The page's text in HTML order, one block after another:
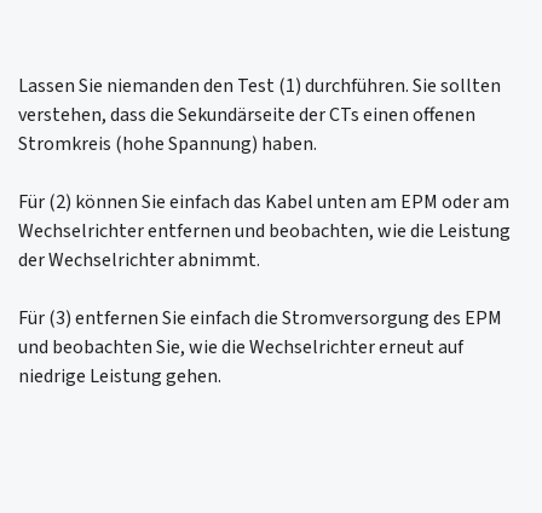
Lassen Sie niemanden den Test (1) durchführen. Sie sollten
verstehen, dass die Sekundärseite der CTs einen offenen
Stromkreis (hohe Spannung) haben.
Für (2) können Sie einfach das Kabel unten am EPM oder am
Wechselrichter entfernen und beobachten, wie die Leistung
der Wechselrichter abnimmt.
Für (3) entfernen Sie einfach die Stromversorgung des EPM
und beobachten Sie, wie die Wechselrichter erneut auf
niedrige Leistung gehen.